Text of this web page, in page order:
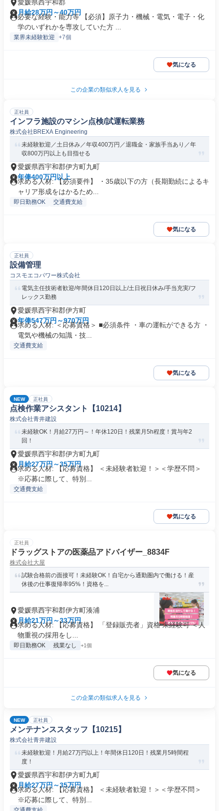
愛媛県西宇和郡
月給28万円～40万円
必要な経験・能力等 【必須】原子力・機械・電気・電子・化
学のいずれかを専攻していた方 ...
業界未経験歓迎 +7個
気になる
この企業の類似求人を見る
正社員
インフラ施設のマシン点検/試運転業務
株式会社BREXA Engineering
未経験歓迎／土日休み／年収400万円／退職金・家族手当あり／年
収800万円以上も目指せる
愛媛県西宇和郡伊方町九町
年俸400万円以上
求める人材: 【必須要件】 ・35歳以下の方（長期勤続によるキ
ャリア形成をはかるため...
即日勤務OK 交通費支給
気になる
正社員
設備管理
コスモエコパワー株式会社
電気主任技術者歓迎/年間休日120日以上/土日祝日休み/手当充実/フ
レックス勤務
愛媛県西宇和郡伊方町
年俸547万円～970万円
求める人材: ＜応募資格＞ ■必須条件 ・車の運転ができる方 ・
電気や機械の知識・技...
交通費支給
気になる
NEW 正社員
点検作業アシスタント【10214】
株式会社青井建設
未経験OK！月給27万円～！年休120日！残業月5h程度！賞与年2
回！
愛媛県西宇和郡伊方町九町
月給27万円～35万円
求める人材: 【応募資格】 ＜未経験者歓迎！＞＜学歴不問＞
※応募に際して、特別...
交通費支給
気になる
正社員
ドラッグストアの医薬品アドバイザー_8834F
株式会社大屋
試験合格前の面接可！未経験OK！自宅から通勤圏内で働ける！産
休後の仕事復帰率95%！資格を...
愛媛県西宇和郡伊方町湊浦
月給21万円～33万円
求める人材: 【応募資格】 「登録販売者」資格 未経験可 ＜人
物重視の採用をし...
即日勤務OK 残業なし +1個
気になる
この企業の類似求人を見る
NEW 正社員
メンテナンススタッフ【10215】
株式会社青井建設
未経験歓迎！月給27万円以上！年間休日120日！残業月5時間程
度！
愛媛県西宇和郡伊方町九町
月給27万円～35万円
求める人材: 【応募資格】 ＜未経験者歓迎！＞＜学歴不問＞
※応募に際して、特別...